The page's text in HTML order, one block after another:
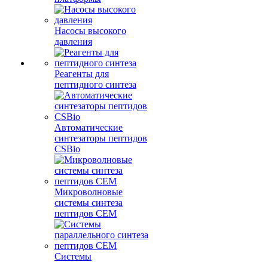
Насосы высокого
давления
Реагенты для
пептидного синтеза
Автоматические
синтезаторы пептидов
CSBio
Микроволновые
системы синтеза
пептидов CEM
Системы